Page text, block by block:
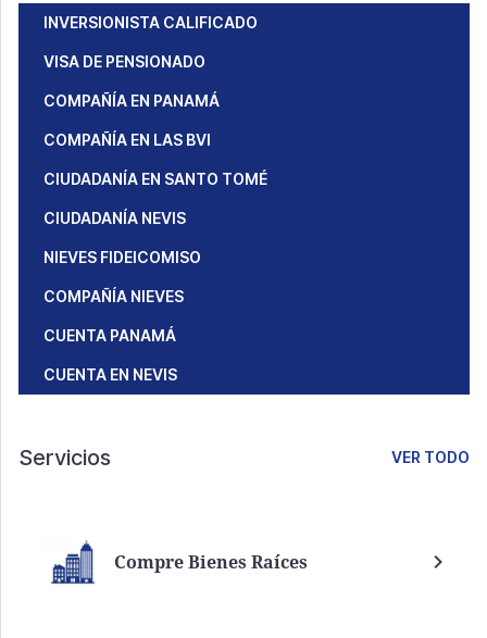
INVERSIONISTA CALIFICADO
VISA DE PENSIONADO
COMPAÑÍA EN PANAMÁ
COMPAÑÍA EN LAS BVI
CIUDADANÍA EN SANTO TOMÉ
CIUDADANÍA NEVIS
NIEVES FIDEICOMISO
COMPAÑÍA NIEVES
CUENTA PANAMÁ
CUENTA EN NEVIS
Servicios VER TODO
Compre Bienes Raíces